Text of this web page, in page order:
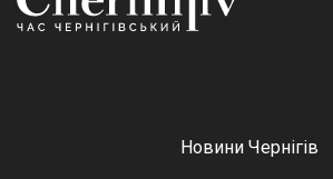
Новини Чернігів